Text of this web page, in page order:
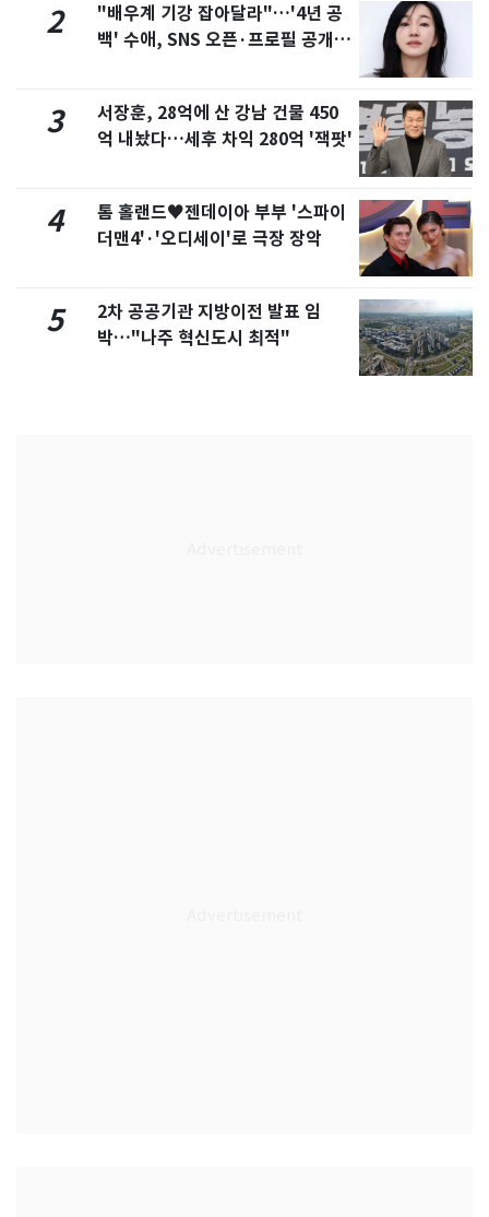
2
"배우계 기강 잡아달라"…'4년 공
백' 수애, SNS 오픈·프로필 공개
3
서장훈, 28억에 산 강남 건물 450
억 내놨다…세후 차익 280억 '잭팟'
4
톰 홀랜드♥젠데이아 부부 '스파이
더맨4'·'오디세이'로 극장 장악
5
2차 공공기관 지방이전 발표 임
박…"나주 혁신도시 최적"